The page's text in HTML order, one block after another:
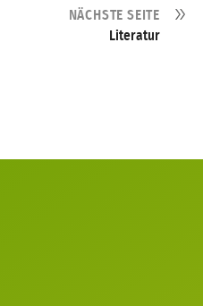
NÄCHSTE SEITE
Literatur